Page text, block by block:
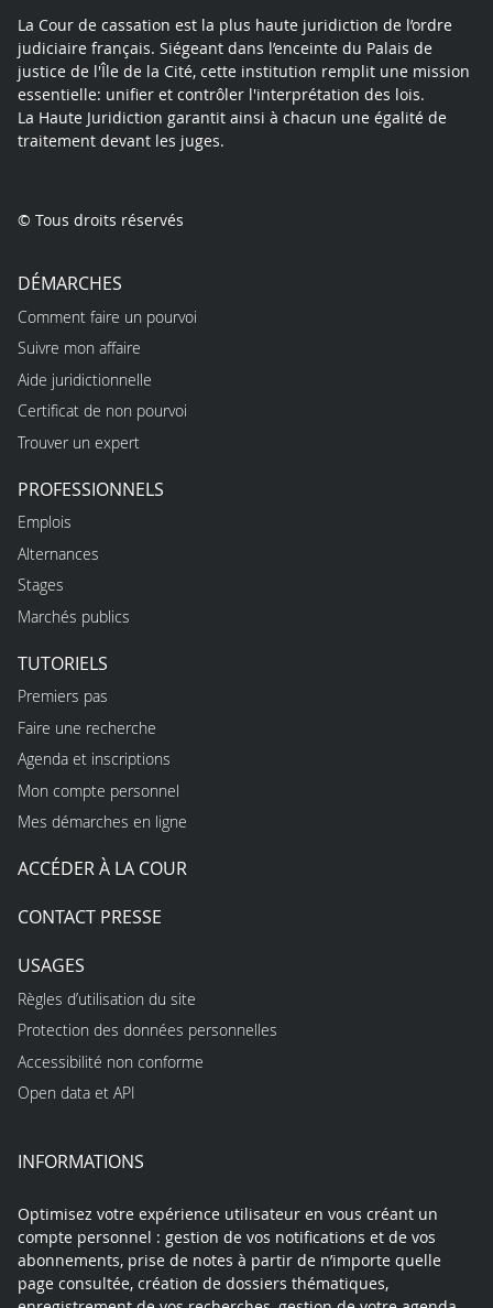
La Cour de cassation est la plus haute juridiction de l’ordre
judiciaire français. Siégeant dans l’enceinte du Palais de
justice de l'Île de la Cité, cette institution remplit une mission
essentielle: unifier et contrôler l'interprétation des lois.
La Haute Juridiction garantit ainsi à chacun une égalité de
traitement devant les juges.
© Tous droits réservés
DÉMARCHES
Comment faire un pourvoi
Suivre mon affaire
Aide juridictionnelle
Certificat de non pourvoi
Trouver un expert
PROFESSIONNELS
Emplois
Alternances
Stages
Marchés publics
TUTORIELS
Premiers pas
Faire une recherche
Agenda et inscriptions
Mon compte personnel
Mes démarches en ligne
ACCÉDER À LA COUR
CONTACT PRESSE
USAGES
Règles d’utilisation du site
Protection des données personnelles
Accessibilité non conforme
Open data et API
INFORMATIONS
Optimisez votre expérience utilisateur en vous créant un
compte personnel : gestion de vos notifications et de vos
abonnements, prise de notes à partir de n’importe quelle
page consultée, création de dossiers thématiques,